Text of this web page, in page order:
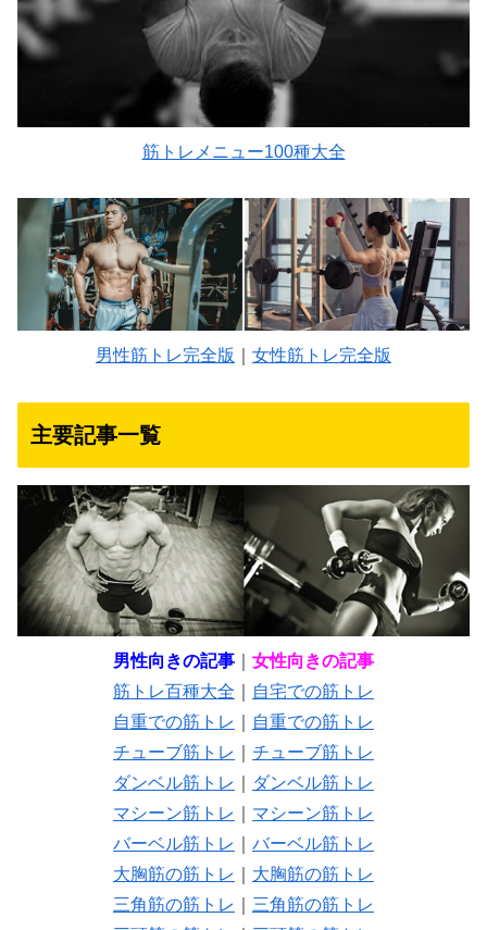
筋トレメニュー100種大全
男性筋トレ完全版 女性筋トレ完全版
主要記事一覧
男性向きの記事
女性向きの記事
筋トレ百種大全
自宅での筋トレ
自重での筋トレ
自重での筋トレ
チューブ筋トレ
チューブ筋トレ
ダンベル筋トレ
ダンベル筋トレ
マシーン筋トレ
マシーン筋トレ
バーベル筋トレ
バーベル筋トレ
大胸筋の筋トレ
大胸筋の筋トレ
三角筋の筋トレ
三角筋の筋トレ